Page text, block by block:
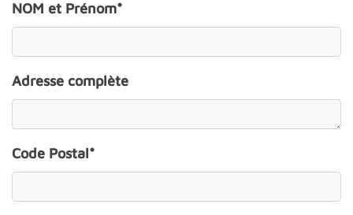
NOM et Prénom*
Adresse complète
Code Postal*